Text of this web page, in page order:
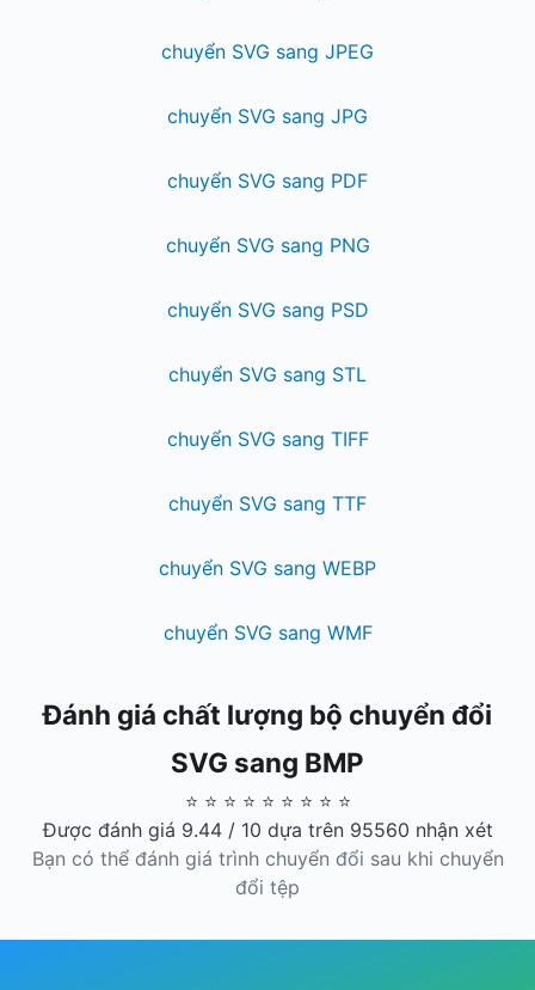
chuyển SVG sang JPEG
chuyển SVG sang JPG
chuyển SVG sang PDF
chuyển SVG sang PNG
chuyển SVG sang PSD
chuyển SVG sang STL
chuyển SVG sang TIFF
chuyển SVG sang TTF
chuyển SVG sang WEBP
chuyển SVG sang WMF
Đánh giá chất lượng bộ chuyển đổi
SVG sang BMP
⭐ ⭐ ⭐ ⭐ ⭐ ⭐ ⭐ ⭐ ⭐
Được đánh giá 9.44 / 10 dựa trên 95560 nhận xét
Bạn có thể đánh giá trình chuyển đổi sau khi chuyển
đổi tệp